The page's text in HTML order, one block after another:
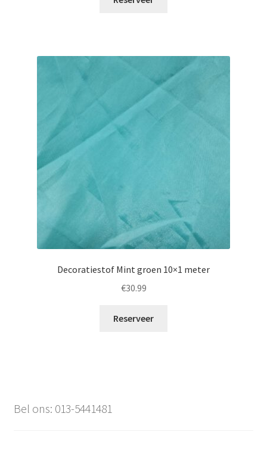
Decoratiestof Mint groen 10×1 meter
€30.99
Reserveer
Bel ons: 013-5441481